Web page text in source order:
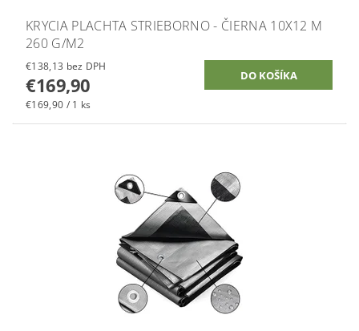
KRYCIA PLACHTA STRIEBORNO - ČIERNA 10X12 M
260 G/M2
€138,13 bez DPH
€169,90
€169,90 / 1 ks